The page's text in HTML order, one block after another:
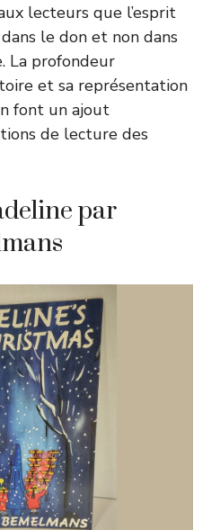
lecteurs que l’esprit
le don et non dans
La profondeur
et sa représentation
font un ajout
de lecture des
par